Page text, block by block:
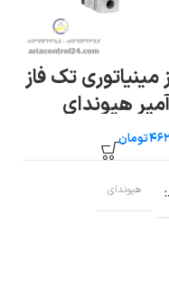
مینیاتوری تک فاز
تومان
هیوندای